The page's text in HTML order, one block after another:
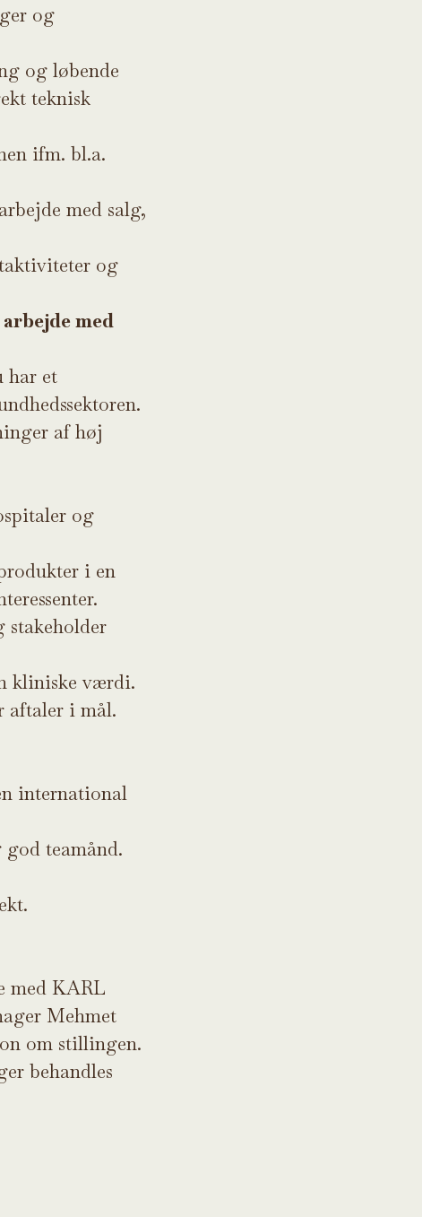
og
og løbende
teknisk
ifm. bl.a.
med salg,
og
med
har et
af høj
og
i en
stakeholder
kliniske værdi.
aftaler i mål.
international
teamånd.
med KARL
Mehmet
om stillingen.
behandles